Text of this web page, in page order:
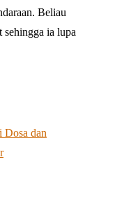
Beliau
ia lupa
dan